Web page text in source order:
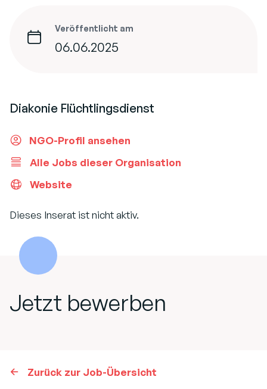
Veröffentlicht am
06.06.2025
Diakonie Flüchtlingsdienst
NGO-Profil ansehen
Alle Jobs dieser Organisation
Website
Dieses Inserat ist nicht aktiv.
Jetzt bewerben
Zurück zur Job-Übersicht